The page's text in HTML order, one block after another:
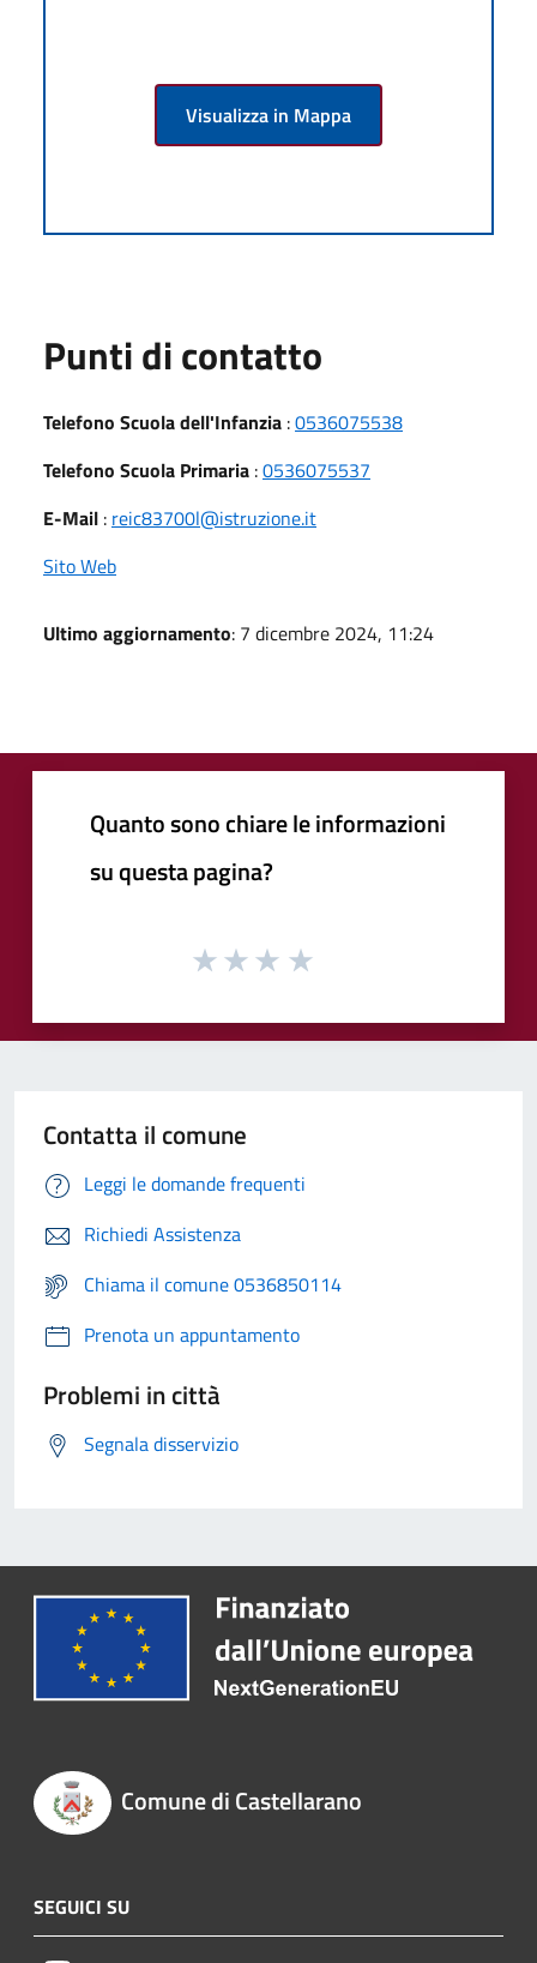
Visualizza in Mappa
Punti di contatto
Telefono Scuola dell'Infanzia :0536075538
Telefono Scuola Primaria :0536075537
E-Mail : reic83700l@istruzione.it
Sito Web
Ultimo aggiornamento: 7 dicembre 2024, 11:24
Quanto sono chiare le informazioni
su questa pagina?
Contatta il comune
Leggi le domande frequenti
Richiedi Assistenza
Chiama il comune 0536850114
Prenota un appuntamento
Problemi in città
Segnala disservizio
Comune di Castellarano
SEGUICI SU